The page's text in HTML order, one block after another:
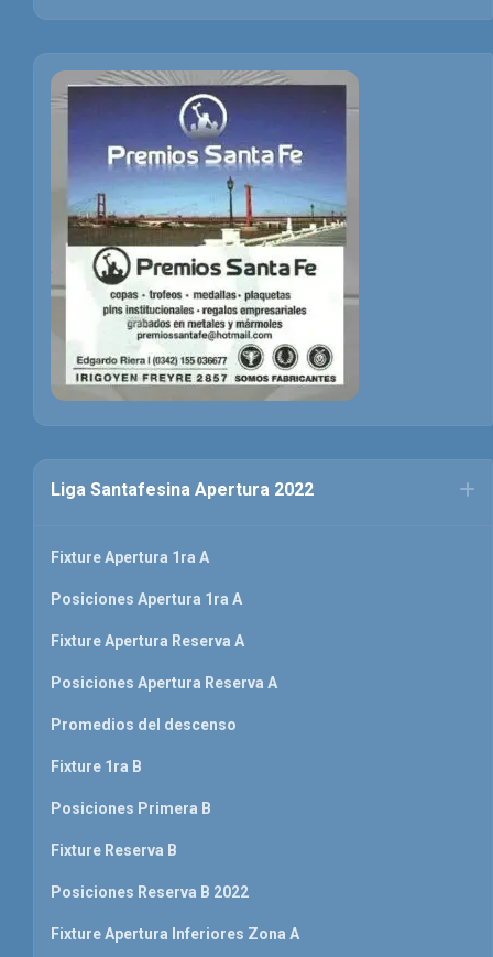
Liga Santafesina Apertura 2022
Fixture Apertura 1ra A
Posiciones Apertura 1ra A
Fixture Apertura Reserva A
Posiciones Apertura Reserva A
Promedios del descenso
Fixture 1ra B
Posiciones Primera B
Fixture Reserva B
Posiciones Reserva B 2022
Fixture Apertura Inferiores Zona A